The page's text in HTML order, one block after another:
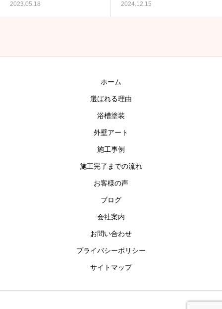
2023.05.18 2024.12.15
ホーム
選ばれる理由
浴槽塗装
外壁アート
施工事例
施工完了までの流れ
お客様の声
ブログ
会社案内
お問い合わせ
プライバシーポリシー
サイトマップ